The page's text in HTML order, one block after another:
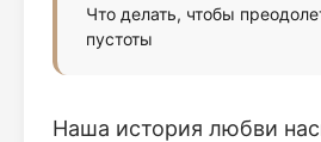
Что делать, чтобы
пустоты
Наша история любви